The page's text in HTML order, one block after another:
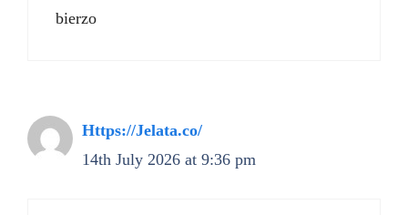
bierzo
Https://Jelata.co/
14th July 2026 at 9:36 pm